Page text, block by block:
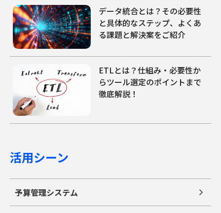
データ統合とは？その必要性
と具体的なステップ、よくあ
る課題と解決案をご紹介
ETLとは？仕組み・必要性か
らツール選定のポイントまで
徹底解説！
活用シーン
予算管理システム